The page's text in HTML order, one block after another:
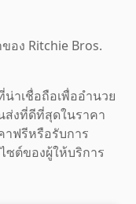
อง Ritchie Bros.
าเชื่อถือเพื่ออำนวย
งที่ดีที่สุดในราคา
าฟรีหรือรับการ
ซต์ของผู้ให้บริการ